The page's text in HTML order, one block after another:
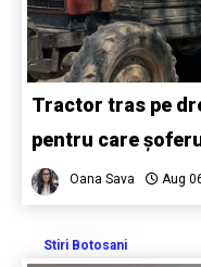
Tractor tras pe
pentru care
Oana Sava Aug
Stiri Botosani